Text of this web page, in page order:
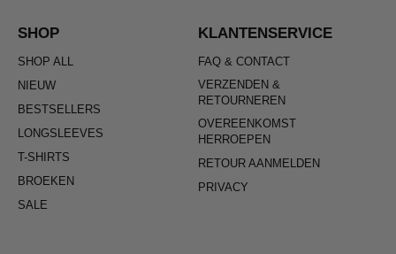
SHOP
SHOP ALL
NIEUW
BESTSELLERS
LONGSLEEVES
T-SHIRTS
BROEKEN
SALE
KLANTENSERVICE
FAQ & CONTACT
VERZENDEN &
RETOURNEREN
OVEREENKOMST
HERROEPEN
RETOUR AANMELDEN
PRIVACY